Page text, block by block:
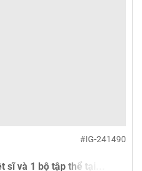
#IG-241490
sĩ và 1 bộ tập thể tại...